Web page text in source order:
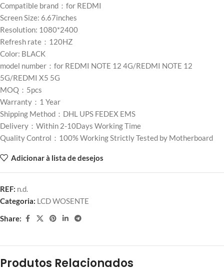
Compatible brand：for REDMI
Screen Size: 6.67inches
Resolution: 1080*2400
Refresh rate：120HZ
Color: BLACK
model number：for REDMI NOTE 12 4G/REDMI NOTE 12
5G/REDMI X5 5G
MOQ：5pcs
Warranty：1 Year
Shipping Method：DHL UPS FEDEX EMS
Delivery：Within 2-10Days Working Time
Quality Control：100% Working Strictly Tested by Motherboard
Adicionar à lista de desejos
REF: n.d.
Categoria: LCD WOSENTE
Share:
Produtos Relacionados